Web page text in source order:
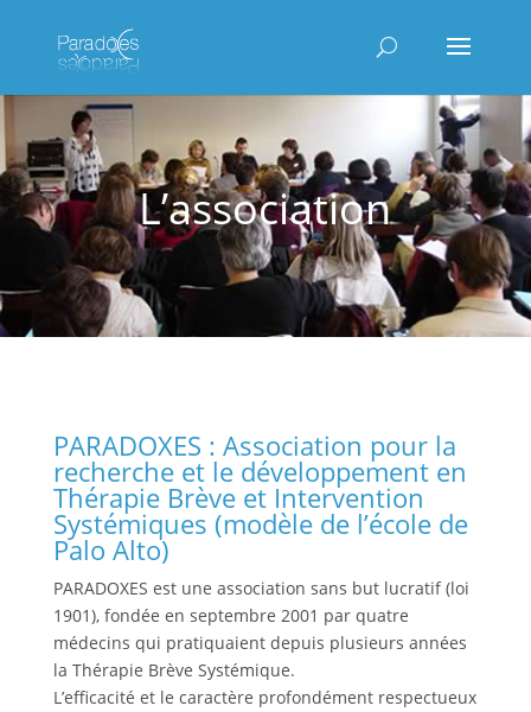
L’association
PARADOXES : Association pour la
recherche et le développement en
Thérapie Brève et Intervention
Systémiques (modèle de l’école de
Palo Alto)
PARADOXES est une association sans but lucratif (loi
1901), fondée en septembre 2001 par quatre
médecins qui pratiquaient depuis plusieurs années
la Thérapie Brève Systémique.
L’efficacité et le caractère profondément respectueux